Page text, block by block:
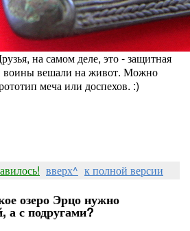
на самом деле, это - защитная
воины вешали на живот. Можно
меча или доспехов. :)
вверх^ к полной версии
озеро Эрцо нужно
а с подругами?